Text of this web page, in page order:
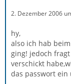
2. Dezember 2006
hy,
also ich hab
ging! jedoch
verschickt
das passwort ein